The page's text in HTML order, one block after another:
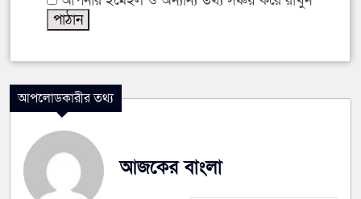
আপলোডকারীর তথ্য
আজকের বাংলা